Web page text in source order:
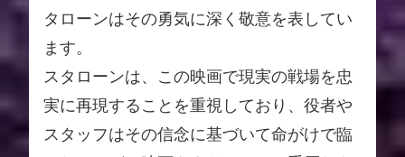
タローンはその勇気に深く敬意を表してい
ます。
スタローンは、この映画で現実の戦場を忠
実に再現することを重視しており、役者や
スタッフはその信念に基づいて命がけで臨